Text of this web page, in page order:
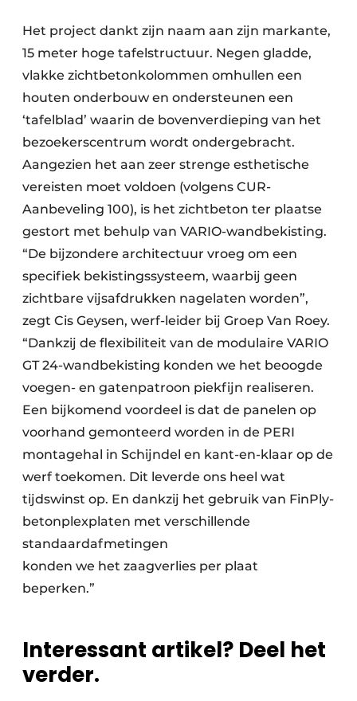
Het project dankt zijn naam aan zijn markante,
15 meter hoge tafelstructuur. Negen gladde,
vlakke zichtbetonkolommen omhullen een
houten onderbouw en ondersteunen een
‘tafelblad’ waarin de bovenverdieping van het
bezoekerscentrum wordt ondergebracht.
Aangezien het aan zeer strenge esthetische
vereisten moet voldoen (volgens CUR-
Aanbeveling 100), is het zichtbeton ter plaatse
gestort met behulp van VARIO-wandbekisting.
“De bijzondere architectuur vroeg om een
specifiek bekistingssysteem, waarbij geen
zichtbare vijsafdrukken nagelaten worden”,
zegt Cis Geysen, werf-leider bij Groep Van Roey.
“Dankzij de flexibiliteit van de modulaire VARIO
GT 24-wandbekisting konden we het beoogde
voegen- en gatenpatroon piekfijn realiseren.
Een bijkomend voordeel is dat de panelen op
voorhand gemonteerd worden in de PERI
montagehal in Schijndel en kant-en-klaar op de
werf toekomen. Dit leverde ons heel wat
tijdswinst op. En dankzij het gebruik van FinPly-
betonplexplaten met verschillende
standaardafmetingen
konden we het zaagverlies per plaat
beperken.”
Interessant artikel? Deel het
verder.